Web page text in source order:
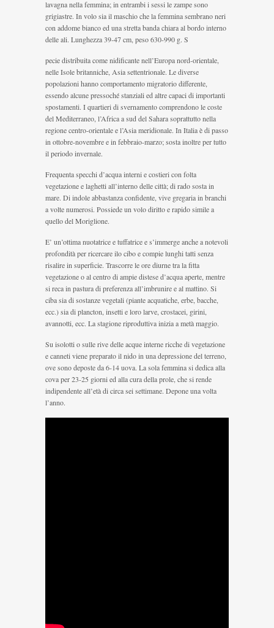
lavagna nella femmina; in entrambi i sessi le zampe sono
grigiastre. In volo sia il maschio che la femmina sembrano neri
con addome bianco ed una stretta banda chiara al bordo interno
delle ali. Lunghezza 39-47 cm, peso 630-990 g. S
pecie distribuita come nidificante nell’Europa nord-orientale,
nelle Isole britanniche, Asia settentrionale. Le diverse
popolazioni hanno comportamento migratorio differente,
essendo alcune pressoché stanziali ed altre capaci di importanti
spostamenti. I quartieri di svernamento comprendono le coste
del Mediterraneo, l’Africa a sud del Sahara soprattutto nella
regione centro-orientale e l’Asia meridionale. In Italia è di passo
in ottobre-novembre e in febbraio-marzo; sosta inoltre per tutto
il periodo invernale.
Frequenta specchi d’acqua interni e costieri con folta
vegetazione e laghetti all’interno delle città; di rado sosta in
mare. Di indole abbastanza confidente, vive gregaria in branchi
a volte numerosi. Possiede un volo diritto e rapido simile a
quello del Moriglione.
E’ un’ottima nuotatrice e tuffatrice e s’immerge anche a notevoli
profondità per ricercare ilo cibo e compie lunghi tatti senza
risalire in superficie. Trascorre le ore diurne tra la fitta
vegetazione o al centro di ampie distese d’acqua aperte, mentre
si reca in pastura di preferenza all’imbrunire e al mattino. Si
ciba sia di sostanze vegetali (piante acquatiche, erbe, bacche,
ecc.) sia di plancton, insetti e loro larve, crostacei, girini,
avannotti, ecc. La stagione riproduttiva inizia a metà maggio.
Su isolotti o sulle rive delle acque interne ricche di vegetazione
e canneti viene preparato il nido in una depressione del terreno,
ove sono deposte da 6-14 uova. La sola femmina si dedica alla
cova per 23-25 giorni ed alla cura della prole, che si rende
indipendente all’età di circa sei settimane. Depone una volta
l’anno.